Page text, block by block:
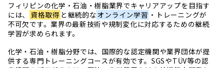
フィリピンの化学・石油・樹脂業界でキャリアアップを目指す
には、
資格取得 と継続的な オンライン学習 ・トレーニングが
不可欠です。業界の最新技術や規制変化に対応するための継続
学習が求められます。
化学・石油・樹脂分野では、国際的な認定機関や業界団体が提
供する専門トレーニングコースが有効です。SGSやTÜV等の認